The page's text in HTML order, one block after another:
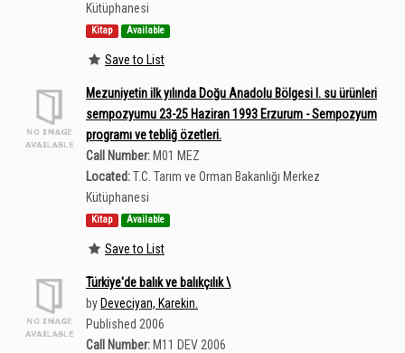
Kütüphanesi
Kitap Available
Save to List
Mezuniyetin ilk yılında Doğu Anadolu Bölgesi I. su ürünleri
sempozyumu 23-25 Haziran 1993 Erzurum - Sempozyum
programı ve tebliğ özetleri.
Call Number: M01 MEZ
Located:T.C. Tarım ve Orman Bakanlığı Merkez
Kütüphanesi
Kitap Available
Save to List
Türkiye'de balık ve balıkçılık \
by Deveciyan, Karekin.
Published 2006
Call Number: M11 DEV 2006